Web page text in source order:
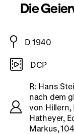
Die
D 1940
DCP
R: Hans
nach dem
von Hillern,
Hatheyer,
Markus,